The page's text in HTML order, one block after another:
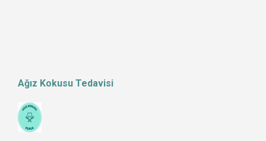
Ağız Kokusu Tedavisi